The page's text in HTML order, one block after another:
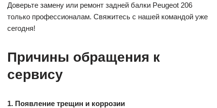
Доверьте замену или ремонт задней балки Peugeot 206
только профессионалам. Свяжитесь с нашей командой уже
сегодня!
Причины обращения к
сервису
1. Появление трещин и коррозии